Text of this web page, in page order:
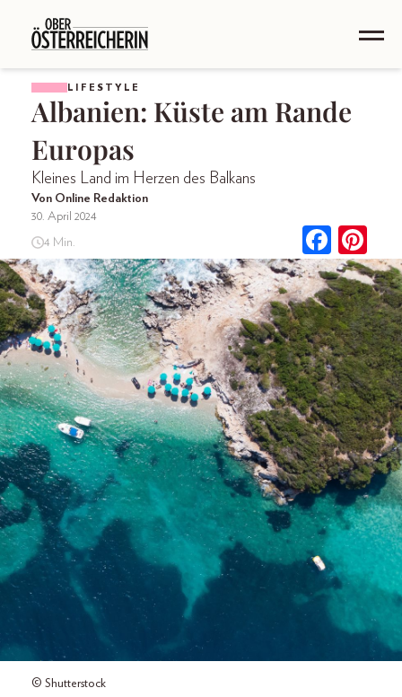
LIFESTYLE
Albanien: Küste am Rande
Europas
Kleines Land im Herzen des Balkans
Von Online Redaktion
30. April 2024
4 Min.
© Shutterstock